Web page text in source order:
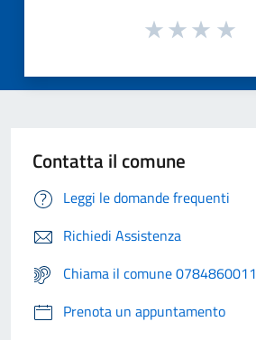
Contatta il comune
Leggi le domande frequenti
Richiedi Assistenza
Chiama il comune 0784860011
Prenota un appuntamento